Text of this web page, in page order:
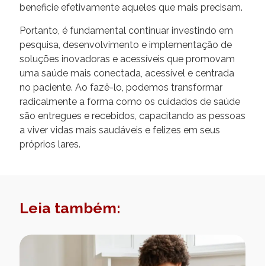
beneficie efetivamente aqueles que mais precisam.
Portanto, é fundamental continuar investindo em
pesquisa, desenvolvimento e implementação de
soluções inovadoras e acessíveis que promovam
uma saúde mais conectada, acessível e centrada
no paciente. Ao fazê-lo, podemos transformar
radicalmente a forma como os cuidados de saúde
são entregues e recebidos, capacitando as pessoas
a viver vidas mais saudáveis e felizes em seus
próprios lares.
Leia também: